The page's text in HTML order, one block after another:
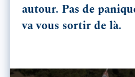
autour. Pas de
va vous sortir de là.